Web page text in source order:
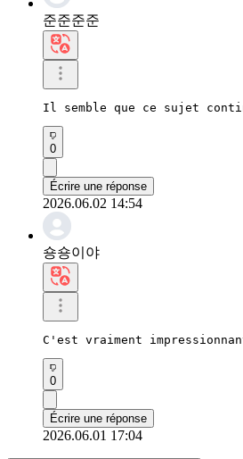
준준준준
Il semble que ce sujet
0
Écrire une réponse
2026.06.02 14:54
숑숑이야
C'est vraiment
0
Écrire une réponse
2026.06.01 17:04